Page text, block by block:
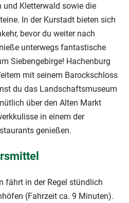
Kletterwald sowie die
In der Kurstadt bieten sich
bevor du weiter nach
unterwegs fantastische
Siebengebirge! Hachenburg
mit seinem Barockschloss
du das Landschaftsmuseum
über den Alten Markt
in einem der
genießen.
fährt in der Regel stündlich
(Fahrzeit ca. 9 Minuten).